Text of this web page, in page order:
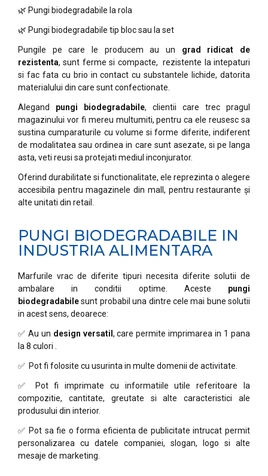
🌿 Pungi biodegradabile la rola
🌿 Pungi biodegradabile tip bloc sau la set
Pungile pe care le producem au un grad ridicat de
rezistenta, sunt ferme si compacte, rezistente la intepaturi
si fac fata cu brio in contact cu substantele lichide, datorita
materialului din care sunt confectionate.
Alegand pungi biodegradabile, clientii care trec pragul
magazinului vor fi mereu multumiti, pentru ca ele reusesc sa
sustina cumparaturile cu volume si forme diferite, indiferent
de modalitatea sau ordinea in care sunt asezate, si pe langa
asta, veti reusi sa protejati mediul inconjurator.
Oferind durabilitate si functionalitate, ele reprezinta o alegere
accesibila pentru magazinele din mall, pentru restaurante și
alte unitati din retail.
PUNGI BIODEGRADABILE IN
INDUSTRIA ALIMENTARA
Marfurile vrac de diferite tipuri necesita diferite solutii de
ambalare in conditii optime. Aceste pungi
biodegradabilesunt probabil una dintre cele mai bune solutii
in acest sens, deoarece:
✅ Au un design versatil , care permite imprimarea in 1 pana
la 8 culori .
✅ Pot fi folosite cu usurinta in multe domenii de activitate.
✅ Pot fi imprimate cu informatiile utile referitoare la
compozitie, cantitate, greutate si alte caracteristici ale
produsului din interior.
✅ Pot sa fie o forma eficienta de publicitate intrucat permit
personalizarea cu datele companiei, slogan, logo si alte
mesaje de marketing.